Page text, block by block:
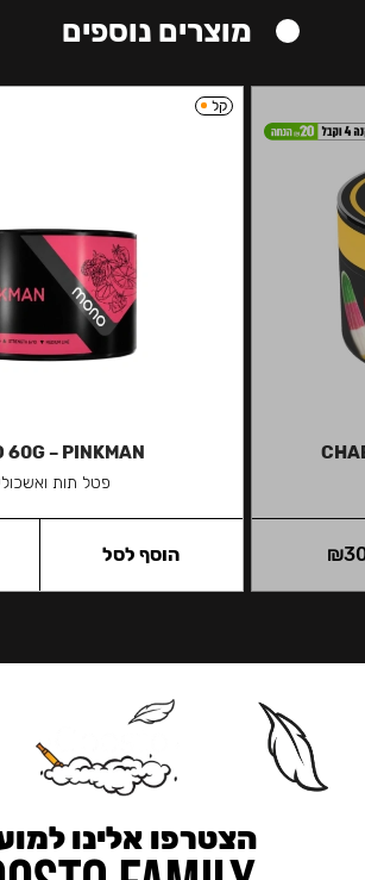
מוצרים נוספים
₪
קל
60G – PINKMAN
פטל תות
הוסף לסל
הצטרפו אלינו